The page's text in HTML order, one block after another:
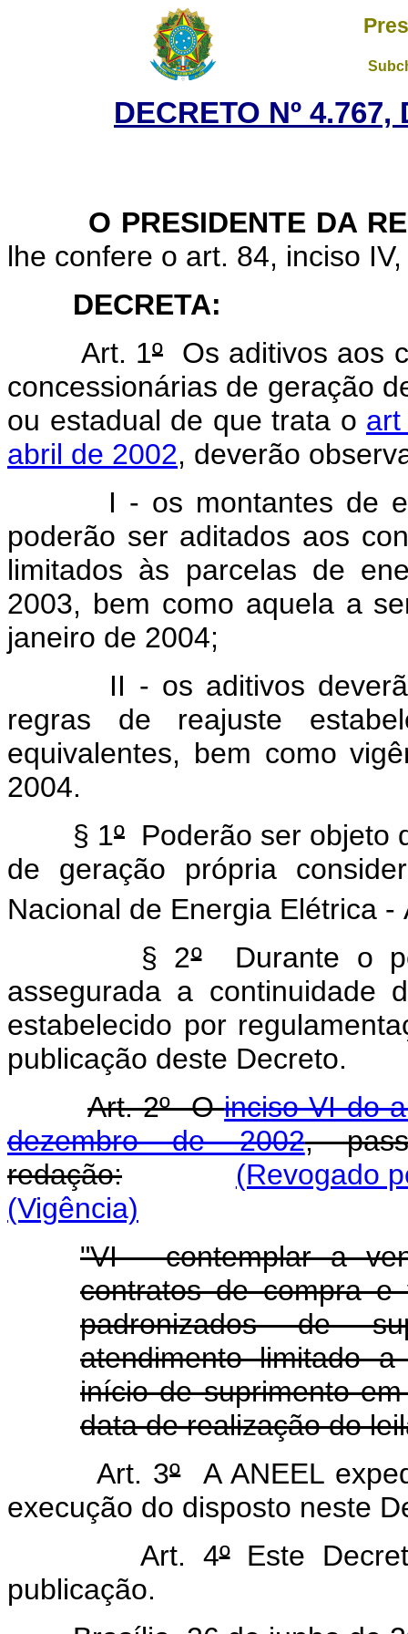
DECRETO Nº
O PRESIDENTE DA
lhe confere o art. 84, inciso
DECRETA:
Art. 1º Os aditivos aos
concessionárias de geração
ou estadual de que trata o
abril de 2002, deverão
I - os montantes de
poderão ser aditados aos
limitados às parcelas de
2003, bem como aquela a
janeiro de 2004;
II - os aditivos deverão
regras de reajuste
equivalentes, bem como
2004.
§ 1º Poderão ser objeto
de geração própria
Nacional de Energia Elétrica -
§ 2ºDurante o
assegurada a continuidade
estabelecido por
publicação deste Decreto.
Art. 2º Oinciso VI do
dezembro de 2002,
redação:
(Revogado
(Vigência)
"VI - contemplar a
contratos de compra
padronizados de
atendimento limitado
início de suprimento
data de realização do
Art. 3ºA ANEEL
execução do disposto neste
Art. 4ºEste
publicação.